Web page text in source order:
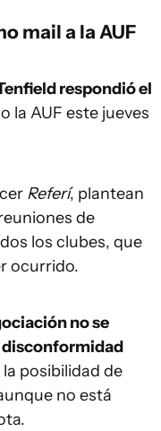
mail a la AUF
respondió el
la AUF este jueves
Referí, plantean
de
los clubes, que
ocurrido.
no se
disconformidad
posibilidad de
no está